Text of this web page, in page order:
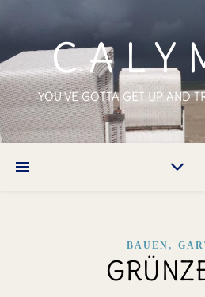
YOU'VE GOTTA GET UP AND
BAUEN ,